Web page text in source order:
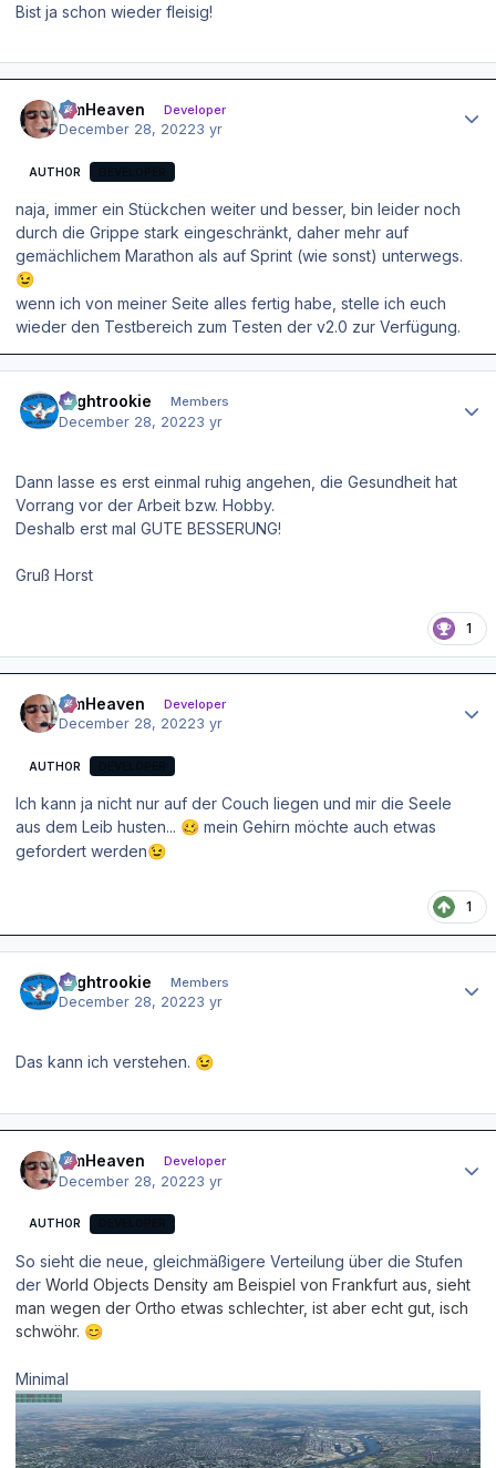
Bist ja schon wieder fleisig!
simHeaven Developer
December 28, 20223 yr
AUTHOR
naja, immer ein Stückchen weiter und besser, bin leider noch
durch die Grippe stark eingeschränkt, daher mehr auf
gemächlichem Marathon als auf Sprint (wie sonst) unterwegs.
😉
wenn ich von meiner Seite alles fertig habe, stelle ich euch
wieder den Testbereich zum Testen der v2.0 zur Verfügung.
Flightrookie Members
December 28, 20223 yr
Dann lasse es erst einmal ruhig angehen, die Gesundheit hat
Vorrang vor der Arbeit bzw. Hobby.
Deshalb erst mal GUTE BESSERUNG!
Gruß Horst
1
simHeaven Developer
December 28, 20223 yr
AUTHOR
Ich kann ja nicht nur auf der Couch liegen und mir die Seele
aus dem Leib husten... 🥴 mein Gehirn möchte auch etwas
gefordert werden😉
1
Flightrookie Members
December 28, 20223 yr
Das kann ich verstehen. 😉
simHeaven Developer
December 28, 20223 yr
AUTHOR
So sieht die neue, gleichmäßigere Verteilung über die Stufen
der World Objects Density am Beispiel von Frankfurt aus, sieht
man wegen der Ortho etwas schlechter, ist aber echt gut, isch
schwöhr. 😊
Minimal